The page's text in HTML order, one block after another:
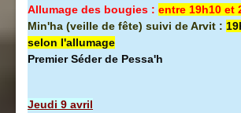
Allumage des bougies : entre 19h10 et
Min'ha (veille de fête) suivi de Arvit :
selon l'allumage
Premier Séder de Pessa'h
Jeudi 9 avril